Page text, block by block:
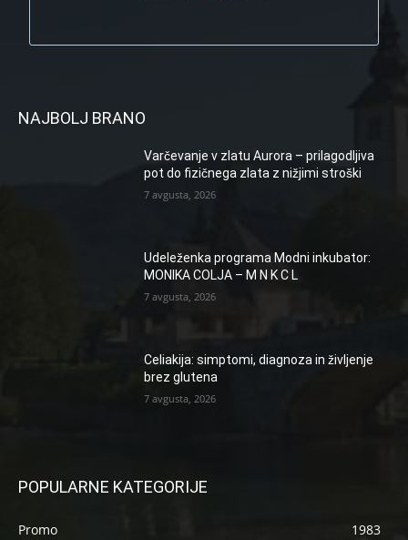
NAJBOLJ BRANO
Varčevanje v zlatu Aurora – prilagodljiva
pot do fizičnega zlata z nižjimi stroški
7 avgusta, 2026
Udeleženka programa Modni inkubator:
MONIKA COLJA – M N K C L
7 avgusta, 2026
Celiakija: simptomi, diagnoza in življenje
brez glutena
7 avgusta, 2026
POPULARNE KATEGORIJE
Promo
1983